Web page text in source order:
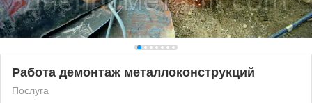
Работа демонтаж металлоконструкций
Послуга